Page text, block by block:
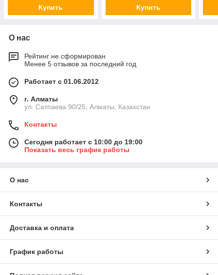
Купить Купить
О нас
Рейтинг не сформирован
Менее 5 отзывов за последний год
Работает с 01.06.2012
г. Алматы
ул. Сатпаева 90/25, Алматы, Казахстан
Контакты
Сегодня работает с 10:00 до 19:00
Показать весь график работы
О нас
Контакты
Доставка и оплата
График работы